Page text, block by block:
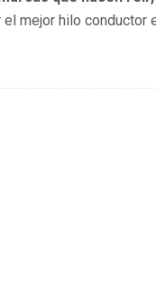
mejor hilo conductor